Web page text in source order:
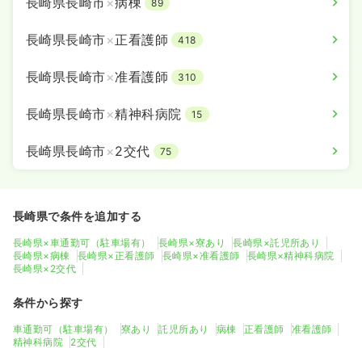
89
長崎県長崎市×正看護師 418
長崎県長崎市×准看護師 310
長崎県長崎市×精神科病院 15
長崎県長崎市×2交代 75
長崎県で条件を追加する
長崎県×車通勤可（駐車場有） 長崎県×寮あり
長崎県×託児所あり
長崎県×病棟
長崎県×正看護師 長崎県×准看護師
長崎県×精神科病院
長崎県×2交代
条件から探す
車通勤可（駐車場有） 寮あり 託児所あり 病棟 正看護師
准看護師
精神科病院
2交代